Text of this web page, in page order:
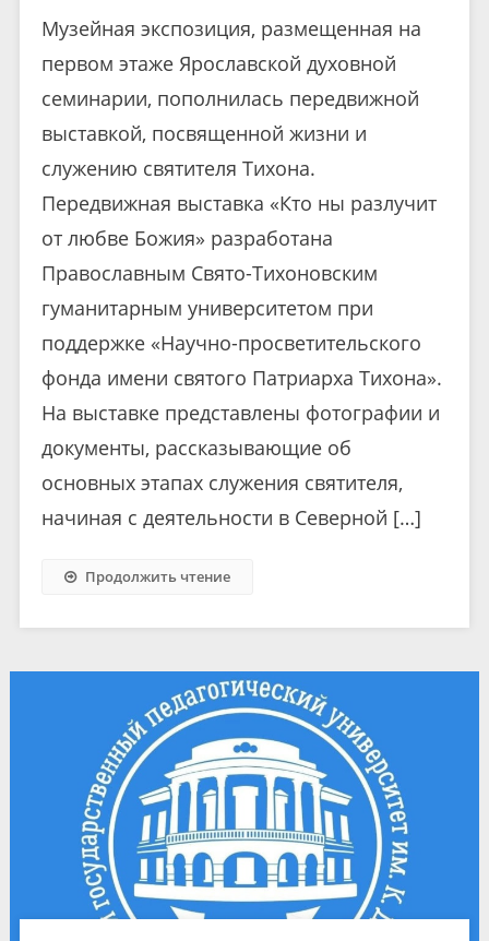
Музейная экспозиция, размещенная на
первом этаже Ярославской духовной
семинарии, пополнилась передвижной
выставкой, посвященной жизни и
служению святителя Тихона.
Передвижная выставка «Кто ны разлучит
от любве Божия» разработана
Православным Свято-Тихоновским
гуманитарным университетом при
поддержке «Научно-просветительского
фонда имени святого Патриарха Тихона».
На выставке представлены фотографии и
документы, рассказывающие об
основных этапах служения святителя,
начиная с деятельности в Северной […]
Продолжить чтение